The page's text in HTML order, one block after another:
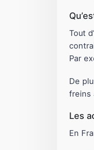
Tout
Par
De
freins
Les
En